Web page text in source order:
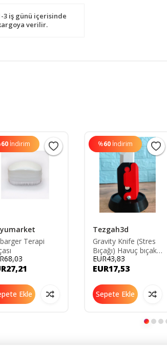
3 iş günü içerisinde
verilir.
60 İndirim
Terapi
Ekle
%60 İndirim
Tezgah3d
Gravity Knife (Stres
Bıçağı) Havuç bıçak
Kıpır Bıçak Oyuncak-
Kırmızı
EUR43,83
EUR17,53
Sepete Ekle